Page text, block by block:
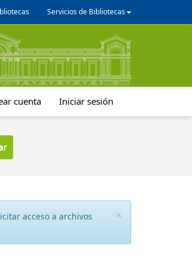
Servicios de Bibliotecas
cuenta Iniciar sesión
×
acceso a archivos